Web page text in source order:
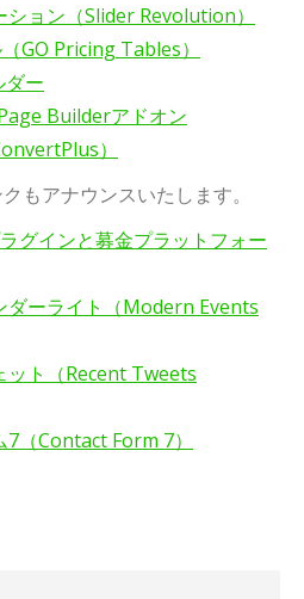
ョン（Slider Revolution）
GO Pricing Tables）
ー
Builderアドオン
）
もアナウンスいたします。
グインと募金プラットフォー
ダーライト（Modern Events
ット（Recent Tweets
（Contact Form 7）